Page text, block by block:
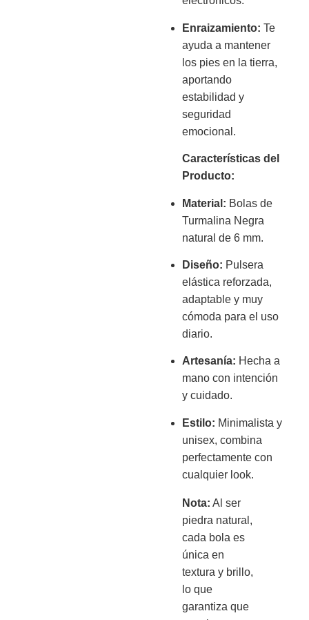
Enraizamiento: Te
ayuda a mantener
los pies en la tierra,
aportando
estabilidad y
seguridad
emocional.
Características del
Producto:
Material: Bolas de
Turmalina Negra
natural de 6 mm.
Diseño: Pulsera
elástica reforzada,
adaptable y muy
cómoda para el uso
diario.
Artesanía: Hecha a
mano con intención
y cuidado.
Estilo: Minimalista y
unisex, combina
perfectamente con
cualquier look.
Nota: Al ser
piedra natural,
cada bola es
única en
textura y brillo,
lo que
garantiza que